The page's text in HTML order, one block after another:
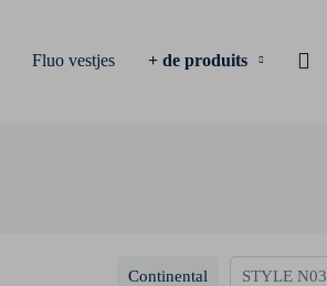
Fluo vestjes + de produits
Continental STYLE N03